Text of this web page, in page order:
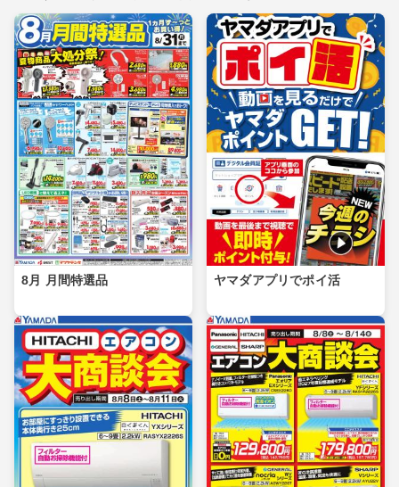
8月 月間特選品 ヤマダアプリでポイ活